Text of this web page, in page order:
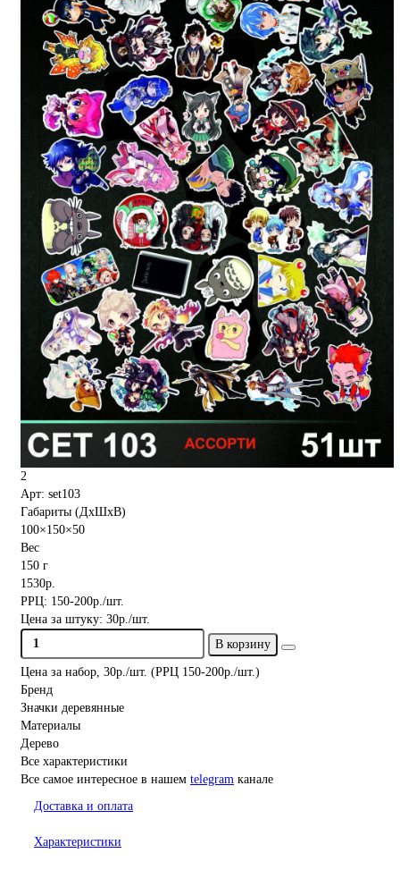
2
Арт: set103
Габариты (ДхШхВ)
100×150×50
Вес
150 г
1530р.
РРЦ: 150-200р./шт.
Цена за штуку: 30р./шт.
В корзину
Цена за набор, 30р./шт. (РРЦ 150-200р./шт.)
Бренд
Значки деревянные
Материалы
Дерево
Все характеристики
Все самое интересное в нашем telegram канале
Доставка и оплата
Характеристики